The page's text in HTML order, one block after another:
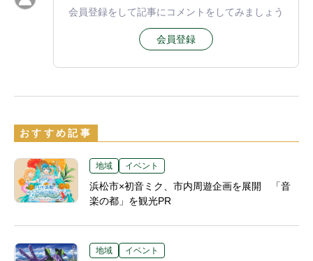
会員登録をして記事にコメントをしてみましょう
会員登録
おすすめ記事
地域 イベント
浜松市×初音ミク、市内周遊企画を展開 「音
楽の都」を観光PR
地域 イベント